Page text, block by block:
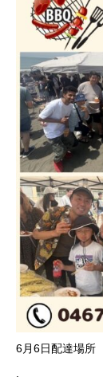
6月6日配達場所